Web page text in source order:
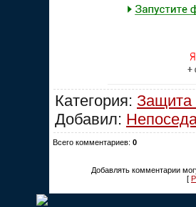
Категория: Защита
Добавил:
Всего комментариев: 0
Добавлять комментарии
[